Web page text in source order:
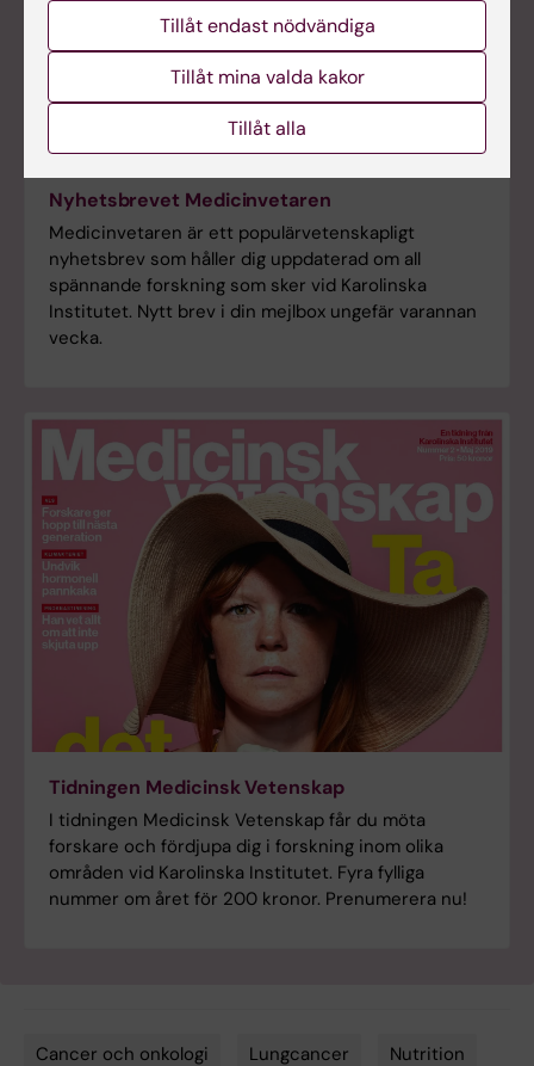
Nyhetsbrevet Medicinvetaren
Medicinvetaren är ett populärvetenskapligt
nyhetsbrev som håller dig uppdaterad om all
spännande forskning som sker vid Karolinska
Institutet. Nytt brev i din mejlbox ungefär varannan
vecka.
Tidningen Medicinsk Vetenskap
I tidningen Medicinsk Vetenskap får du möta
forskare och fördjupa dig i forskning inom olika
områden vid Karolinska Institutet. Fyra fylliga
nummer om året för 200 kronor. Prenumerera nu!
Cancer och onkologi Lungcancer Nutrition
Tillåt endast nödvändiga
Tillåt mina valda kakor
Tillåt alla